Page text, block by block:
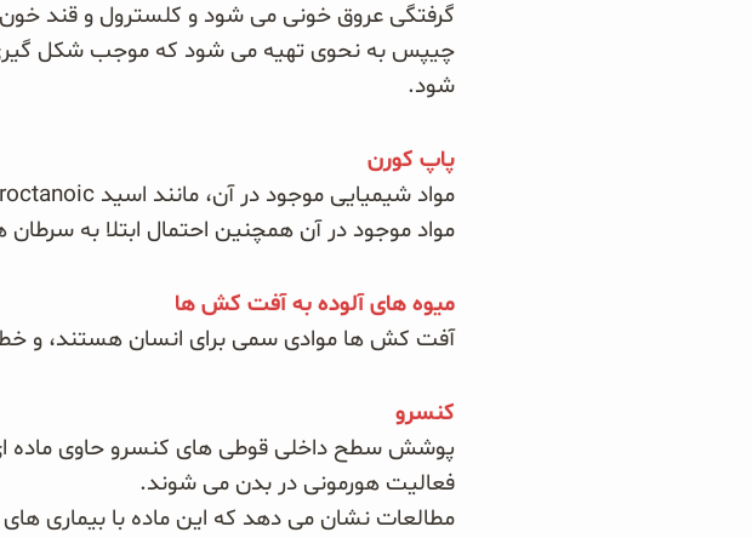
گرفتگی عروق خونی می شود و کلسترول و قند
چیپس به نحوی تهیه می شود که موجب شکل گیری
شود.
پاپ کورن
مواد شیمیایی موجود در آن، مانند اسید perfluoroctanoic، موجب افزایش احتمال ناباروری
مواد موجود در آن همچنین احتمال ابتلا به
میوه های آلوده به آفت کش ها
آفت کش ها موادی سمی برای انسان هستند، و خطر
کنسرو
پوشش سطح داخلی قوطی های کنسرو حاوی ماده
فعالیت هورمونی در بدن می شوند.
مطالعات نشان می دهد که این ماده با بیماری